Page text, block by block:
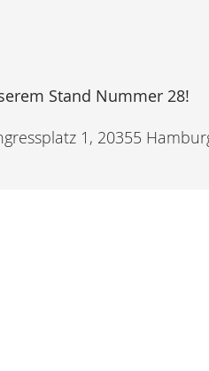
Stand Nummer 28!
1, 20355